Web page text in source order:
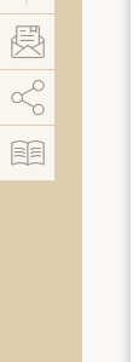
AddThis está